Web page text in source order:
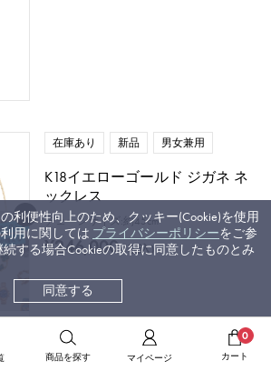
商品を探す マイページ
0
カート
在庫あり 新品 男女兼用
K18イエローゴールド ジガネ ネ
ックレス
チェーンサイズ:約45cm
¥246,000（税込）
利便性向上のため、クッキー(Cookie)を使用
用に関しては プライバシーポリシーをご参
する場合Cookieの取得に同意したものとみ
同意する